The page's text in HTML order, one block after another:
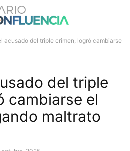
acusado del triple crimen, logró cambiarse
del triple
cambiarse el
maltrato